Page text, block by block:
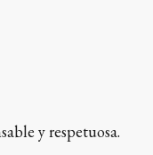
y respetuosa.